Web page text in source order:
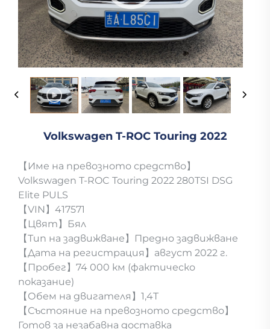
Volkswagen T-ROC Touring 2022
【Име на превозното средство】
Volkswagen T-ROC Touring 2022 280TSI DSG
Elite PULS
【VIN】417571
【Цвят】Бял
【Тип на задвижване】Предно задвижване
【Дата на регистрация】август 2022 г.
【Пробег】74 000 км (фактическо
показание)
【Обем на двигателя】1,4T
【Състояние на превозното средство】
Готов за незабавна доставка